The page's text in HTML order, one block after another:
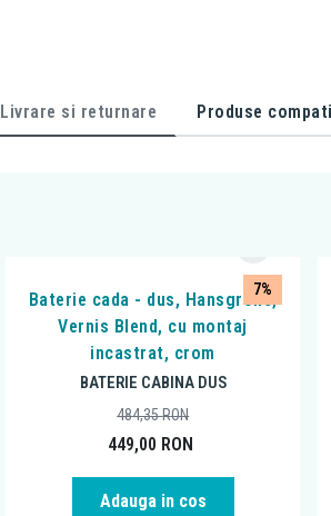
Livrare si returnare Produse
7%
Baterie cada - dus, Hansgrohe,
Vernis Blend, cu montaj
incastrat, crom
BATERIE CABINA DUS
449,00 RON
484,35RON
Adauga in cos